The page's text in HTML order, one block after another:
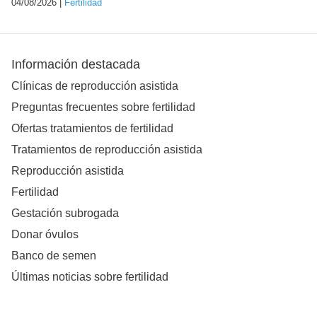
04/08/2026 | Fertilidad
Información destacada
Clínicas de reproducción asistida
Preguntas frecuentes sobre fertilidad
Ofertas tratamientos de fertilidad
Tratamientos de reproducción asistida
Reproducción asistida
Fertilidad
Gestación subrogada
Donar óvulos
Banco de semen
Últimas noticias sobre fertilidad